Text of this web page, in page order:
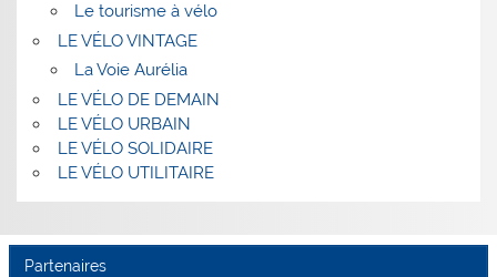
Le tourisme à vélo
LE VÉLO VINTAGE
La Voie Aurélia
LE VÉLO DE DEMAIN
LE VÉLO URBAIN
LE VÉLO SOLIDAIRE
LE VÉLO UTILITAIRE
Partenaires